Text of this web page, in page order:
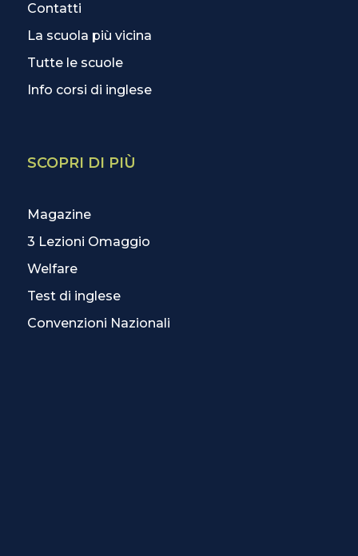
Contatti
La scuola più vicina
Tutte le scuole
Info corsi di inglese
SCOPRI DI PIÙ
Magazine
3 Lezioni Omaggio
Welfare
Test di inglese
Convenzioni Nazionali